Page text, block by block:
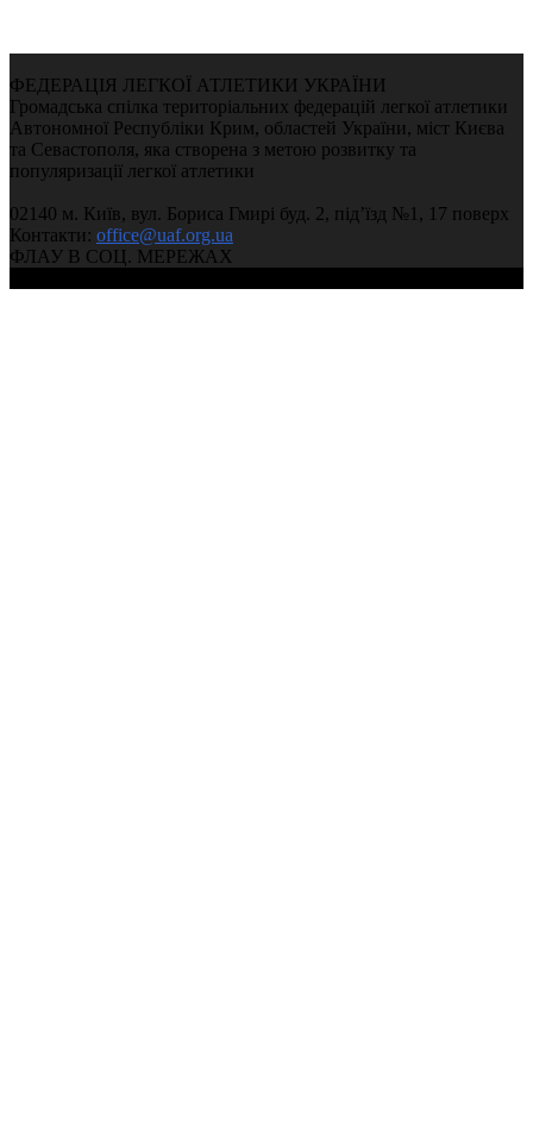
ФЕДЕРАЦІЯ ЛЕГКОЇ АТЛЕТИКИ УКРАЇНИ
Громадська спілка територіальних федерацій легкої атлетики
Автономної Республіки Крим, областей України, міст Києва
та Севастополя, яка створена з метою розвитку та
популяризації легкої атлетики
02140 м. Київ, вул. Бориса Гмирі буд. 2, під’їзд №1, 17 поверх
Контакти: office@uaf.org.ua
ФЛАУ В СОЦ. МЕРЕЖАХ